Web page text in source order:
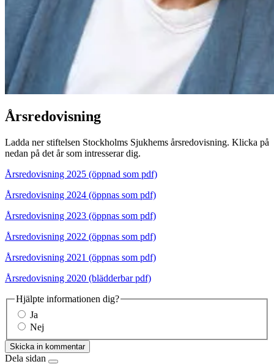
Årsredovisning
Ladda ner stiftelsen Stockholms Sjukhems årsredovisning. Klicka på
nedan på det år som intresserar dig.
Årsredovisning 2025 (öppnad som pdf)
Årsredovisning 2024 (öppnas som pdf)
Årsredovisning 2023 (öppnas som pdf)
Årsredovisning 2022 (öppnas som pdf)
Årsredovisning 2021 (öppnas som pdf)
Årsredovisning 2020 (blädderbar pdf)
Hjälpte informationen dig?
Ja
Nej
Skicka in kommentar
Dela sidan